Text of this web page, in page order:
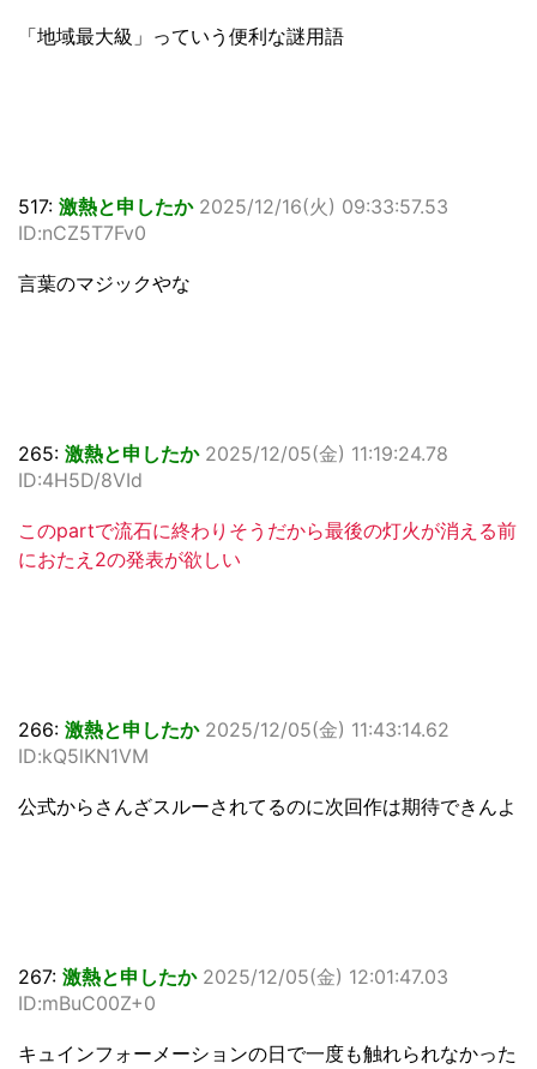
「地域最大級」っていう便利な謎用語
517: 激熱と申したか 2025/12/16(火) 09:33:57.53
ID:nCZ5T7Fv0
言葉のマジックやな
265: 激熱と申したか 2025/12/05(金) 11:19:24.78
ID:4H5D/8VId
このpartで流石に終わりそうだから最後の灯火が消える前
におたえ2の発表が欲しい
266: 激熱と申したか 2025/12/05(金) 11:43:14.62
ID:kQ5lKN1VM
公式からさんざスルーされてるのに次回作は期待できんよ
267: 激熱と申したか 2025/12/05(金) 12:01:47.03
ID:mBuC00Z+0
キュインフォーメーションの日で一度も触れられなかった